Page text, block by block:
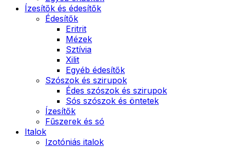
Ízesítők és édesítők
Édesítők
Eritrit
Mézek
Sztívia
Xilit
Egyéb édesítők
Szószok és szirupok
Édes szószok és szirupok
Sós szószok és öntetek
Ízesítők
Fűszerek és só
Italok
Izotóniás italok